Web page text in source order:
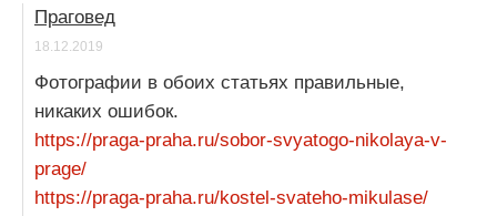
Праговед
18.12.2019
Фотографии в обоих статьях правильные,
никаких ошибок.
https://praga-praha.ru/sobor-svyatogo-nikolaya-v-
prage/
https://praga-praha.ru/kostel-svateho-mikulase/